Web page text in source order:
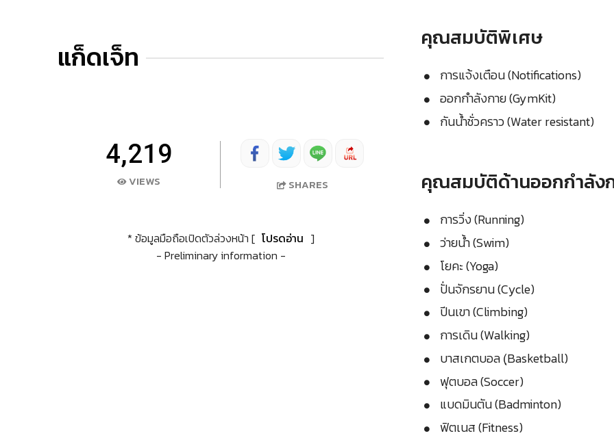
แก็ดเจ็ท
4,219
VIEWS SHARES
* ข้อมูลมือถือเปิดตัวล่วงหน้า [ โปรดอ่าน ]
- Preliminary information -
คุณสมบัติพิเศษ
การแจ้งเตือน (Notifications)
ออกกำลังกาย (GymKit)
กันน้ำชั่วคราว (Water resistant)
คุณสมบัติด้านออกกำลัง
การวิ่ง (Running)
ว่ายน้ำ (Swim)
โยคะ (Yoga)
ปั่นจักรยาน (Cycle)
ปีนเขา (Climbing)
การเดิน (Walking)
บาสเกตบอล (ฺBasketball)
ฟุตบอล (Soccer)
แบดมินตัน (Badminton)
ฟิตเนส (Fitness)